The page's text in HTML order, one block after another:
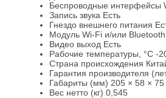
Беспроводные интерфейсы
Запись звука Есть
Гнездо внешнего питания
Модуль Wi-Fi и/или Bluetooth
Видео выход Есть
Рабочие температуры, °С -
Страна происхождения
Гарантия производителя
Габариты (мм) 205 × 58 × 75
Вес нетто (кг) 0,545